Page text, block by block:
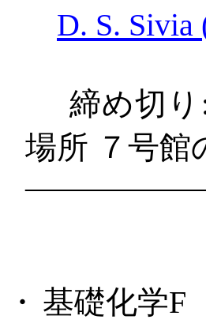
D. S. Sivia
締め切り
場所 ７号館
・ 基礎化学F